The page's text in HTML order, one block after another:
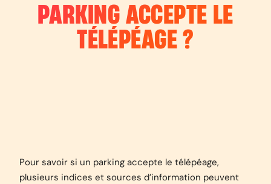
PARKING ACCEPTE LE
TÉLÉPÉAGE ?
Pour savoir si un parking accepte le télépéage,
plusieurs indices et sources d’information peuvent